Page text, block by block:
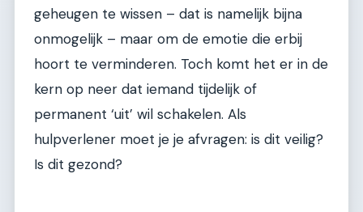
geheugen te wissen – dat is namelijk bijna
onmogelijk – maar om de emotie die erbij
hoort te verminderen. Toch komt het er in de
kern op neer dat iemand tijdelijk of
permanent ‘uit’ wil schakelen. Als
hulpverlener moet je je afvragen: is dit veilig?
Is dit gezond?